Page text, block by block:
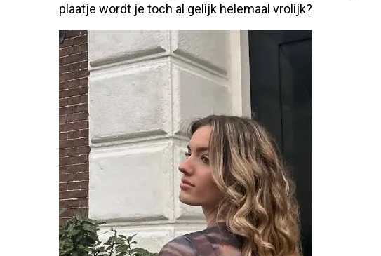
plaatje wordt je toch al gelijk helemaal vrolijk?